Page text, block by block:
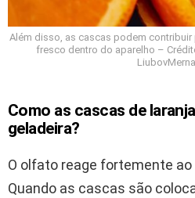
Além disso, as cascas podem contribuir
fresco dentro do aparelho –
Como as cascas de
geladeira?
O olfato reage fortemente
Quando as cascas são